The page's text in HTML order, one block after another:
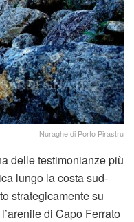
Nuraghe di Porto Pirastru
delle testimonianze più
lungo la costa sud-
strategicamente su
di Capo Ferrato